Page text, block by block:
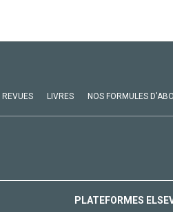
REVUES LIVRES NOS FORMULES
PLATEFORMES